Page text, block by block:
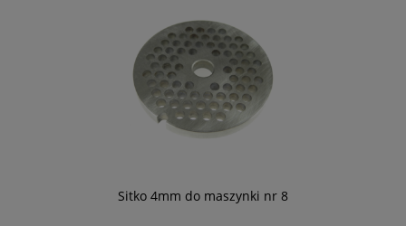
Sitko 4mm do maszynki nr 8